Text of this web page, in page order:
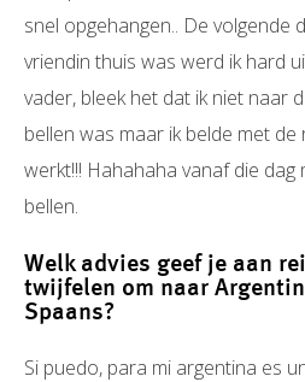
snel opgehangen.. De volgende
vriendin thuis was werd ik hard
vader, bleek het dat ik niet naar
bellen was maar ik belde met
werkt!!! Hahahaha vanaf die
bellen.
Welk advies geef je aan
twijfelen om naar
Spaans?
Si puedo, para mi argentina es